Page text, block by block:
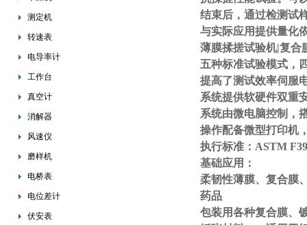
测定机
转速表
电导率计
工作台
真空计
消解器
风速仪
磨样机
电桥表
电位差计
伏安表
结束后，通过检测试
与实际应用提供量化
薄膜揉搓试验机|复合
五种标准试验模式，
提高了测试效率伺服
系统提供软硬件双重
系统由微电脑控制，
操作配备微型打印机
执行标准：ASTM
基础应用：
柔韧性薄膜、复合膜
药品
包装用各种复合膜、